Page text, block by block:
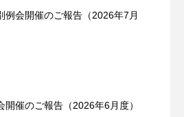
例会開催のご報告（2026年7月
開催のご報告（2026年6月度）